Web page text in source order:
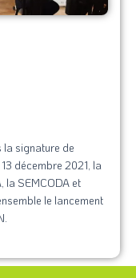
la signature de
décembre 2021, la
la SEMCODA et
le lancement